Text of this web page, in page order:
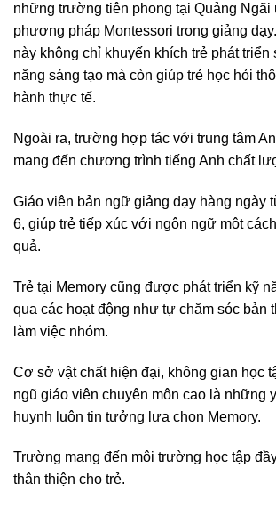
những trường tiên phong tại Quảng Ngãi
phương pháp Montessori trong giảng
này không chỉ khuyến khích trẻ phát triển
năng sáng tạo mà còn giúp trẻ học hỏi
hành thực tế.
Ngoài ra, trường hợp tác với trung tâm
mang đến chương trình tiếng Anh chất
Giáo viên bản ngữ giảng dạy hàng ngày
6, giúp trẻ tiếp xúc với ngôn ngữ một
quả.
Trẻ tại Memory cũng được phát triển kỹ
qua các hoạt động như tự chăm sóc bản
làm việc nhóm.
Cơ sở vật chất hiện đại, không gian học
ngũ giáo viên chuyên môn cao là những
huynh luôn tin tưởng lựa chọn Memory.
Trường mang đến môi trường học tập
thân thiện cho trẻ.